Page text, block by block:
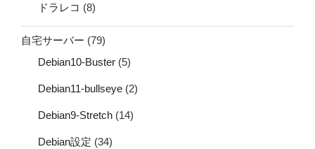
ドラレコ (8)
自宅サーバー (79)
Debian10-Buster (5)
Debian11-bullseye (2)
Debian9-Stretch (14)
Debian設定 (34)